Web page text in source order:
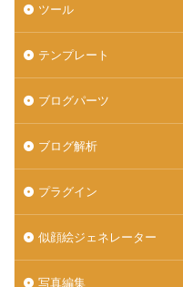
ツール
テンプレート
ブログパーツ
ブログ解析
プラグイン
似顔絵ジェネレーター
写真編集